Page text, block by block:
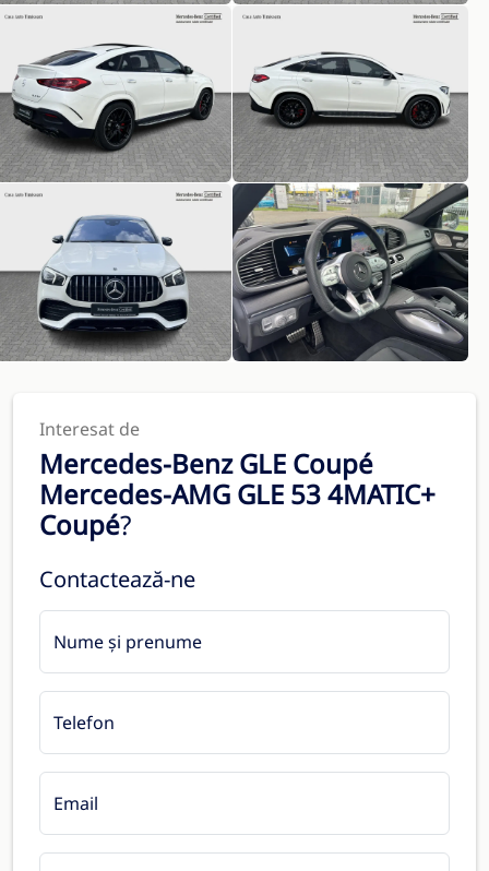
Interesat de
Mercedes-Benz GLE Coupé
Mercedes-AMG GLE 53 4MATIC+
Coupé?
Contactează-ne
Nume și prenume
Telefon
Email